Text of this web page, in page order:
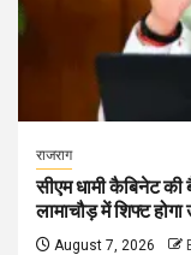
राजराग
सीएम धामी कैबिनेट की
लामाचौड़ में शिफ्ट होगा
August 7, 2026